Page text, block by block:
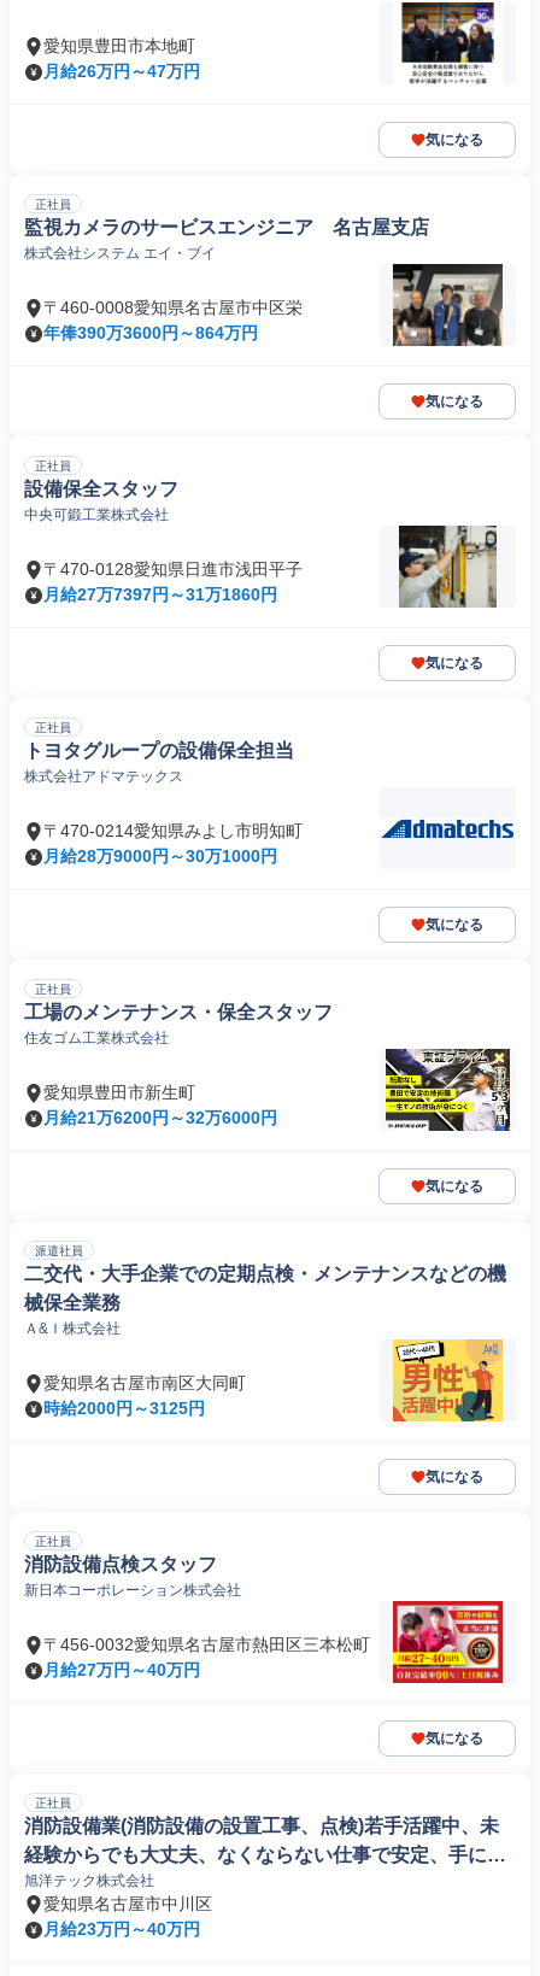
愛知県豊田市本地町
月給26万円～47万円
気になる
正社員
監視カメラのサービスエンジニア 名古屋支店
株式会社システム エイ・ブイ
〒460-0008愛知県名古屋市中区栄
年俸390万3600円～864万円
気になる
正社員
設備保全スタッフ
中央可鍛工業株式会社
〒470-0128愛知県日進市浅田平子
月給27万7397円～31万1860円
気になる
正社員
トヨタグループの設備保全担当
株式会社アドマテックス
〒470-0214愛知県みよし市明知町
月給28万9000円～30万1000円
気になる
正社員
工場のメンテナンス・保全スタッフ
住友ゴム工業株式会社
愛知県豊田市新生町
月給21万6200円～32万6000円
気になる
派遣社員
二交代・大手企業での定期点検・メンテナンスなどの機
械保全業務
Ａ&Ｉ株式会社
愛知県名古屋市南区大同町
時給2000円～3125円
気になる
正社員
消防設備点検スタッフ
新日本コーポレーション株式会社
〒456-0032愛知県名古屋市熱田区三本松町
月給27万円～40万円
気になる
正社員
消防設備業(消防設備の設置工事、点検)若手活躍中、未
経験からでも大丈夫、なくならない仕事で安定、手に職
が着く)
旭洋テック株式会社
愛知県名古屋市中川区
月給23万円～40万円